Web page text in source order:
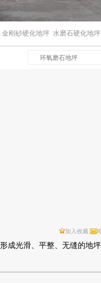
金刚砂硬化地坪 水磨石硬化地坪
加入收藏
成光滑、平整、无缝的地